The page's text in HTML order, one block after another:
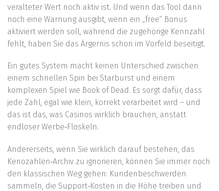
veralteter Wert noch aktiv ist. Und wenn das Tool dann
noch eine Warnung ausgibt, wenn ein „free“ Bonus
aktiviert werden soll, während die zugehörige Kennzahl
fehlt, haben Sie das Ärgernis schon im Vorfeld beseitigt.
Ein gutes System macht keinen Unterschied zwischen
einem schnellen Spin bei Starburst und einem
komplexen Spiel wie Book of Dead. Es sorgt dafür, dass
jede Zahl, egal wie klein, korrekt verarbeitet wird – und
das ist das, was Casinos wirklich brauchen, anstatt
endloser Werbe‑Floskeln.
Andererseits, wenn Sie wirklich darauf bestehen, das
Kenozahlen‑Archiv zu ignorieren, können Sie immer noch
den klassischen Weg gehen: Kundenbeschwerden
sammeln, die Support‑Kosten in die Höhe treiben und